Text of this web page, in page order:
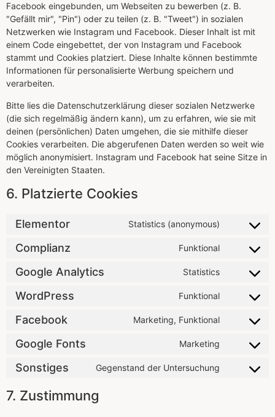
Facebook eingebunden, um Webseiten zu bewerben (z. B.
"Gefällt mir", "Pin") oder zu teilen (z. B. "Tweet") in sozialen
Netzwerken wie Instagram und Facebook. Dieser Inhalt ist mit
einem Code eingebettet, der von Instagram und Facebook
stammt und Cookies platziert. Diese Inhalte können bestimmte
Informationen für personalisierte Werbung speichern und
verarbeiten.
Bitte lies die Datenschutzerklärung dieser sozialen Netzwerke
(die sich regelmäßig ändern kann), um zu erfahren, wie sie mit
deinen (persönlichen) Daten umgehen, die sie mithilfe dieser
Cookies verarbeiten. Die abgerufenen Daten werden so weit wie
möglich anonymisiert. Instagram und Facebook hat seine Sitze in
den Vereinigten Staaten.
6. Platzierte Cookies
Elementor Statistics (anonymous)
Complianz Funktional
Google Analytics Statistics
WordPress Funktional
Facebook Marketing, Funktional
Google Fonts Marketing
Sonstiges Gegenstand der Untersuchung
7. Zustimmung